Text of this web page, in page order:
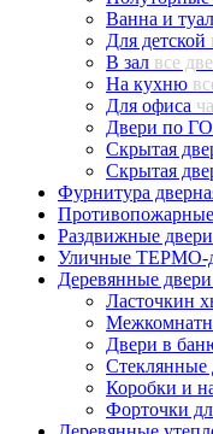
Ванна и
Для детской
В зал все
На кухню
Для офиса
Двери по
Скрытая
Скрытая
Фурнитура
Раздвижные двери
Уличные ТЕРМО-
Деревянные
Ласточкин
Двери в
Стеклянные
Коробки и
Форточки